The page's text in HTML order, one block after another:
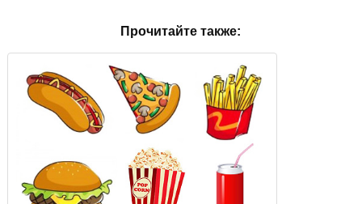
Прочитайте также: